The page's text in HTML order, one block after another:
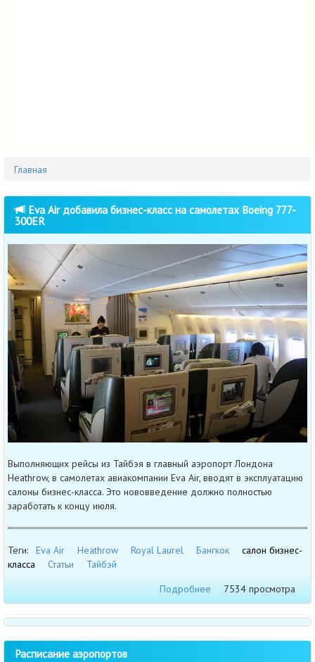
Главная
Eva Air добавила бизнес-класс на самолетах Boeing 777-
300ER
Выполняющих рейсы из Тайбэя в главный аэропорт Лондона
Heathrow, в самолетах авиакомпании Eva Air, вводят в эксплуатацию
салоны бизнес-класса. Это нововведение должно полностью
заработать к концу июля.
Теги: Eva Air Heathrow Royal Laurel Бангкок
салон бизнес-
класса
Статьи
Тайбэй
Подробнее
7534 просмотра
Расписание аэропортов